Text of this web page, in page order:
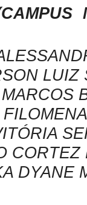
CAMPUS
LUIZ
DYANE